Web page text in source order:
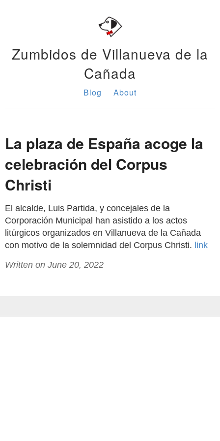
Zumbidos de Villanueva de la
Cañada
Blog About
La plaza de España acoge la
celebración del Corpus
Christi
El alcalde, Luis Partida, y concejales de la
Corporación Municipal han asistido a los actos
litúrgicos organizados en Villanueva de la Cañada
con motivo de la solemnidad del Corpus Christi. link
Written on June 20, 2022